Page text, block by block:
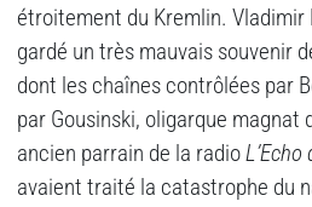
étroitement du Kremlin. Vladimir
gardé un très mauvais souvenir
dont les chaînes contrôlées par
par Gousinski, oligarque magnat
ancien parrain de la radio
avaient traité la catastrophe du